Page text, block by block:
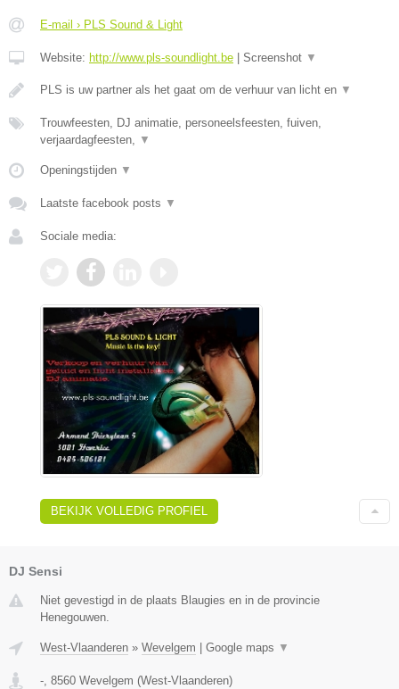
E-mail › PLS Sound & Light
Website: http://www.pls-soundlight.be Screenshot ▼
PLS is uw partner als het gaat om de verhuur van licht en ▼
Trouwfeesten, DJ animatie, personeelsfeesten, fuiven,
verjaardagfeesten, ▼
Openingstijden ▼
Laatste facebook posts ▼
Sociale media:
BEKIJK VOLLEDIG PROFIEL
DJ Sensi
Niet gevestigd in de plaats Blaugies en in de provincie
Henegouwen.
West-Vlaanderen » Wevelgem Google maps ▼
-, 8560 Wevelgem (West-Vlaanderen)